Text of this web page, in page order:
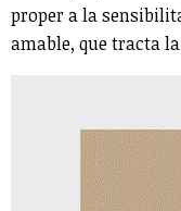
proper a la
amable, que tracta